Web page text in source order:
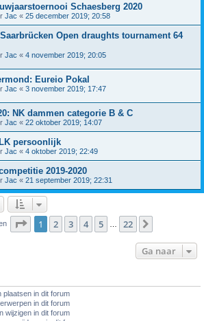
Schaesberg 2020
Jac « 25 december 2019; 20:58
Saarbrücken Open draughts tournament 64
Jac « 4 november 2019; 20:05
Eureio Pokal
Jac « 3 november 2019; 17:47
NK dammen categorie B & C
Jac « 22 oktober 2019; 14:07
persoonlijk
Jac « 4 oktober 2019; 22:49
2019-2020
Jac « 21 september 2019; 22:31
Pagina van 22
1 2 3 4 5 22
Ga naar
plaatsen in dit forum
in dit forum
wijzigen in dit forum